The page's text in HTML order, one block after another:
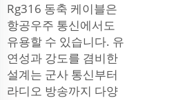
Rg316 동축 케이블은
항공우주 통신에서도
유용할 수 있습니다. 유
연성과 강도를 겸비한
설계는 군사 통신부터
라디오 방송까지 다양